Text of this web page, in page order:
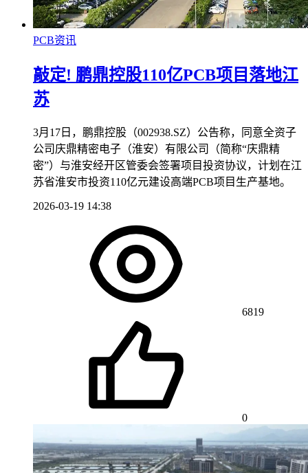
PCB资讯
敲定! 鹏鼎控股110亿PCB项目落地江
苏
3月17日，鹏鼎控股（002938.SZ）公告称，同意全资子
公司庆鼎精密电子（淮安）有限公司（简称“庆鼎精
密”）与淮安经开区管委会签署项目投资协议，计划在江
苏省淮安市投资110亿元建设高端PCB项目生产基地。
2026-03-19 14:38
6819
0